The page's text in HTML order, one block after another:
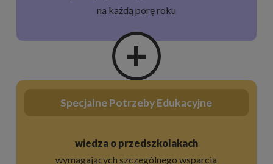
na każdą porę roku
+
Specjalne Potrzeby Edukacyjne
wiedza o przedszkolakach
wymagających szczególnego wsparcia